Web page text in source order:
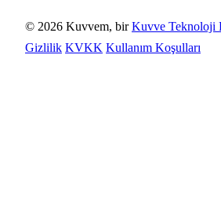
© 2026 Kuvvem, birKuvve Teknoloji
Gizlilik KVKK Kullanım Koşulları